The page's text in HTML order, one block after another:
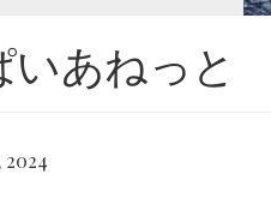
いあねっと
2024